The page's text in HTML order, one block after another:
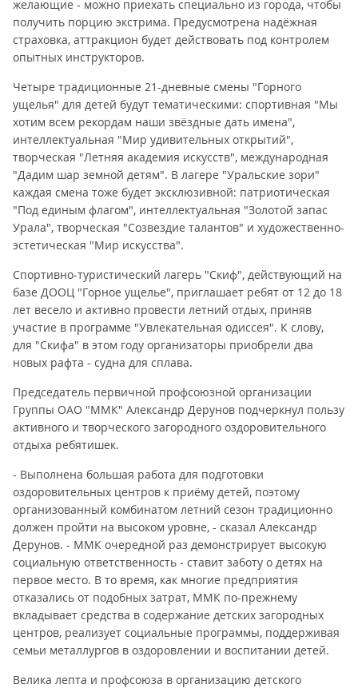
желающие - можно приехать специально из города, чтобы
получить порцию экстрима. Предусмотрена надёжная
страховка, аттракцион будет действовать под контролем
опытных инструкторов.
Четыре традиционные 21-дневные смены "Горного
ущелья" для детей будут тематическими: спортивная "Мы
хотим всем рекордам наши звёздные дать имена",
интеллектуальная "Мир удивительных открытий",
творческая "Летняя академия искусств", международная
"Дадим шар земной детям". В лагере "Уральские зори"
каждая смена тоже будет эксклюзивной: патриотическая
"Под единым флагом", интеллектуальная "Золотой запас
Урала", творческая "Созвездие талантов" и художественно-
эстетическая "Мир искусства".
Спортивно-туристический лагерь "Скиф", действующий на
базе ДООЦ "Горное ущелье", приглашает ребят от 12 до 18
лет весело и активно провести летний отдых, приняв
участие в программе "Увлекательная одиссея". К слову,
для "Скифа" в этом году организаторы приобрели два
новых рафта - судна для сплава.
Председатель первичной профсоюзной организации
Группы ОАО "ММК" Александр Дерунов подчеркнул пользу
активного и творческого загородного оздоровительного
отдыха ребятишек.
- Выполнена большая работа для подготовки
оздоровительных центров к приёму детей, поэтому
организованный комбинатом летний сезон традиционно
должен пройти на высоком уровне, - сказал Александр
Дерунов. - ММК очередной раз демонстрирует высокую
социальную ответственность - ставит заботу о детях на
первое место. В то время, как многие предприятия
отказались от подобных затрат, ММК по-прежнему
вкладывает средства в содержание детских загородных
центров, реализует социальные программы, поддерживая
семьи металлургов в оздоровлении и воспитании детей.
Велика лепта и профсоюза в организацию детского